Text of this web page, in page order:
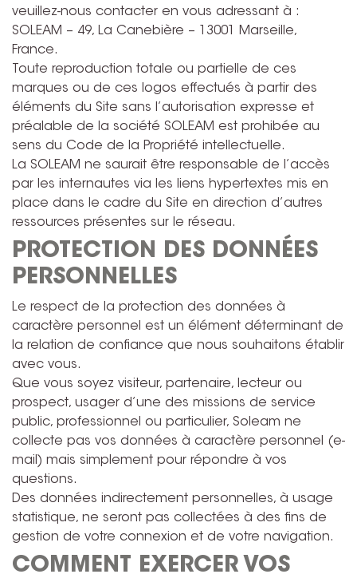
veuillez-nous contacter en vous adressant à :
SOLEAM – 49, La Canebière – 13001 Marseille,
France.
Toute reproduction totale ou partielle de ces
marques ou de ces logos effectués à partir des
éléments du Site sans l’autorisation expresse et
préalable de la société SOLEAM est prohibée au
sens du Code de la Propriété intellectuelle.
La SOLEAM ne saurait être responsable de l’accès
par les internautes via les liens hypertextes mis en
place dans le cadre du Site en direction d’autres
ressources présentes sur le réseau.
PROTECTION DES DONNÉES
PERSONNELLES
Le respect de la protection des données à
caractère personnel est un élément déterminant de
la relation de confiance que nous souhaitons établir
avec vous.
Que vous soyez visiteur, partenaire, lecteur ou
prospect, usager d’une des missions de service
public, professionnel ou particulier, Soleam ne
collecte pas vos données à caractère personnel (e-
mail) mais simplement pour répondre à vos
questions.
Des données indirectement personnelles, à usage
statistique, ne seront pas collectées à des fins de
gestion de votre connexion et de votre navigation.
COMMENT EXERCER VOS